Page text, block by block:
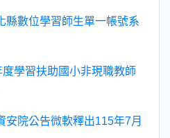
縣數位學習師生單一帳號系
學習扶助國小非現職教師
安院公告微軟釋出115年7月